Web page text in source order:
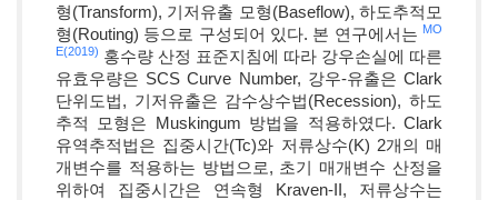
형(Transform), 기저유출 모형(Baseflow), 하도추적모
형(Routing) 등으로 구성되어 있다. 본 연구에서는 MO
E(2019) 홍수량 산정 표준지침에 따라 강우손실에 따른
유효우량은 SCS Curve Number, 강우-유출은 Clark
단위도법, 기저유출은 감수상수법(Recession), 하도
추적 모형은 Muskingum 방법을 적용하였다. Clark
유역추적법은 집중시간(Tc)와 저류상수(K) 2개의 매
개변수를 적용하는 방법으로, 초기 매개변수 산정을
위하여 집중시간은 연속형 Kraven-II, 저류상수는